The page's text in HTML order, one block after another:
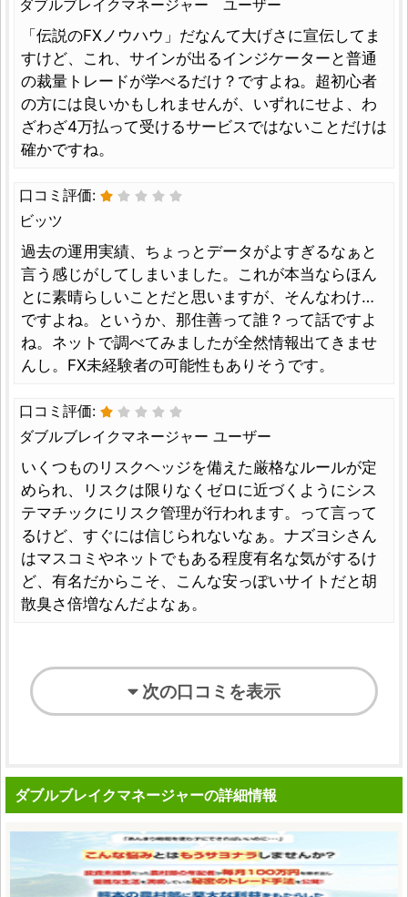
ダブルブレイクマネージャー ユーザー
「伝説のFXノウハウ」だなんて大げさに宣伝してま
すけど、これ、サインが出るインジケーターと普通
の裁量トレードが学べるだけ？ですよね。超初心者
の方には良いかもしれませんが、いずれにせよ、わ
ざわざ4万払って受けるサービスではないことだけは
確かですね。
口コミ評価:
ビッツ
過去の運用実績、ちょっとデータがよすぎるなぁと
言う感じがしてしまいました。これが本当ならほん
とに素晴らしいことだと思いますが、そんなわけ…
ですよね。というか、那住善って誰？って話ですよ
ね。ネットで調べてみましたが全然情報出てきませ
んし。FX未経験者の可能性もありそうです。
口コミ評価:
ダブルブレイクマネージャー ユーザー
いくつものリスクヘッジを備えた厳格なルールが定
められ、リスクは限りなくゼロに近づくようにシス
テマチックにリスク管理が行われます。って言って
るけど、すぐには信じられないなぁ。ナズヨシさん
はマスコミやネットでもある程度有名な気がするけ
ど、有名だからこそ、こんな安っぽいサイトだと胡
散臭さ倍増なんだよなぁ。
次の口コミを表示
ダブルブレイクマネージャーの詳細情報